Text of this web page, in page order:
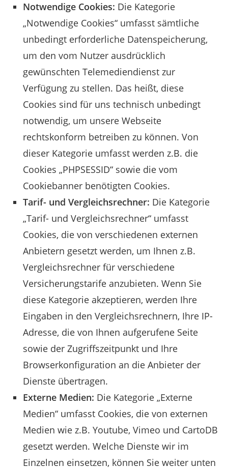
Notwendige Cookies: Die Kategorie
„Notwendige Cookies“ umfasst sämtliche
unbedingt erforderliche Datenspeicherung,
um den vom Nutzer ausdrücklich
gewünschten Telemediendienst zur
Verfügung zu stellen. Das heißt, diese
Cookies sind für uns technisch unbedingt
notwendig, um unsere Webseite
rechtskonform betreiben zu können. Von
dieser Kategorie umfasst werden z.B. die
Cookies „PHPSESSID“ sowie die vom
Cookiebanner benötigten Cookies.
Tarif- und Vergleichsrechner: Die Kategorie
„Tarif- und Vergleichsrechner“ umfasst
Cookies, die von verschiedenen externen
Anbietern gesetzt werden, um Ihnen z.B.
Vergleichsrechner für verschiedene
Versicherungstarife anzubieten. Wenn Sie
diese Kategorie akzeptieren, werden Ihre
Eingaben in den Vergleichsrechnern, Ihre IP-
Adresse, die von Ihnen aufgerufene Seite
sowie der Zugriffszeitpunkt und Ihre
Browserkonfiguration an die Anbieter der
Dienste übertragen.
Externe Medien: Die Kategorie „Externe
Medien“ umfasst Cookies, die von externen
Medien wie z.B. Youtube, Vimeo und CartoDB
gesetzt werden. Welche Dienste wir im
Einzelnen einsetzen, können Sie weiter unten